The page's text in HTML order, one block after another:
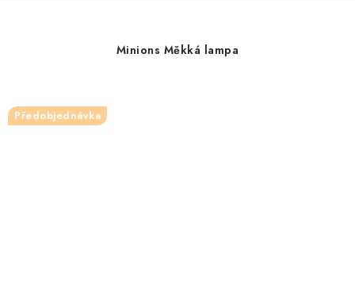
Minions Měkká lampa
Předobjednávka